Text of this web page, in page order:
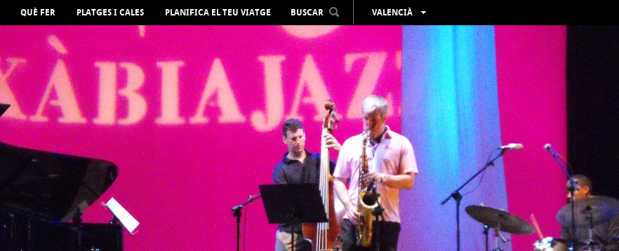
QUÈ FER PLATGES I CALES PLANIFICA EL TEU VIATGE BUSCAR
VALENCIÀ
ESPAÑOL
ENGLISH
FRANÇAIS
DEUTSCH
РУССКИЙ